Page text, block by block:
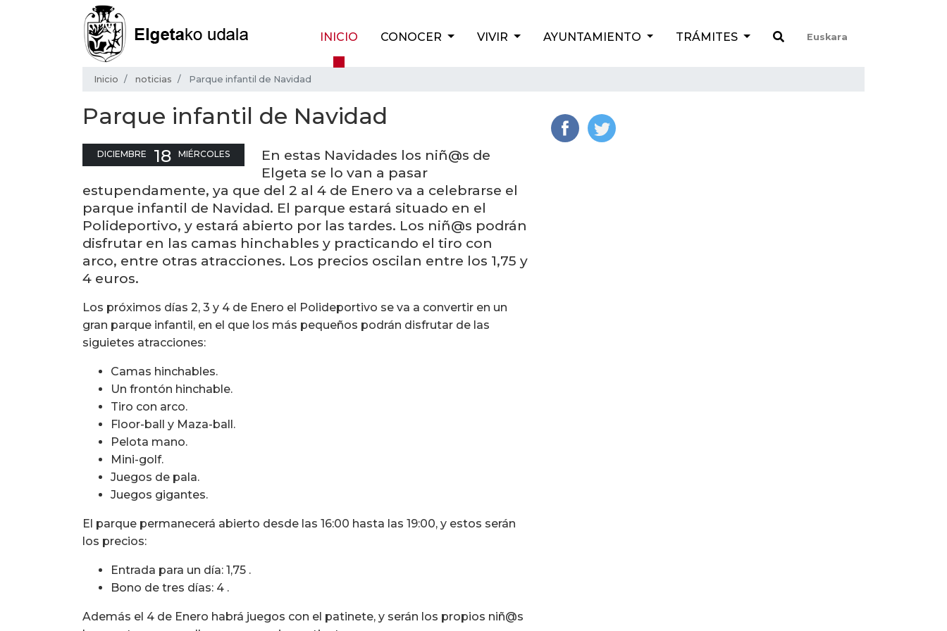
INICIO CONOCER VIVIR AYUNTAMIENTO TRÁMITES Euskara
Inicio noticias Parque infantil de Navidad
Parque infantil de Navidad
DICIEMBRE 18 MIÉRCOLES
En estas Navidades los niñ@s de
Elgeta se lo van a pasar
estupendamente, ya que del 2 al 4 de Enero va a celebrarse el
parque infantil de Navidad. El parque estará situado en el
Polideportivo, y estará abierto por las tardes. Los niñ@s podrán
disfrutar en las camas hinchables y practicando el tiro con
arco, entre otras atracciones. Los precios oscilan entre los 1,75 y
4 euros.
Los próximos días 2, 3 y 4 de Enero el Polideportivo se va a convertir en un
gran parque infantil, en el que los más pequeños podrán disfrutar de las
siguietes atracciones:
Camas hinchables.
Un frontón hinchable.
Tiro con arco.
Floor-ball y Maza-ball.
Pelota mano.
Mini-golf.
Juegos de pala.
Juegos gigantes.
El parque permanecerá abierto desde las 16:00 hasta las 19:00, y estos serán
los precios:
Entrada para un día: 1,75 .
Bono de tres días: 4 .
Además el 4 de Enero habrá juegos con el patinete, y serán los propios niñ@s